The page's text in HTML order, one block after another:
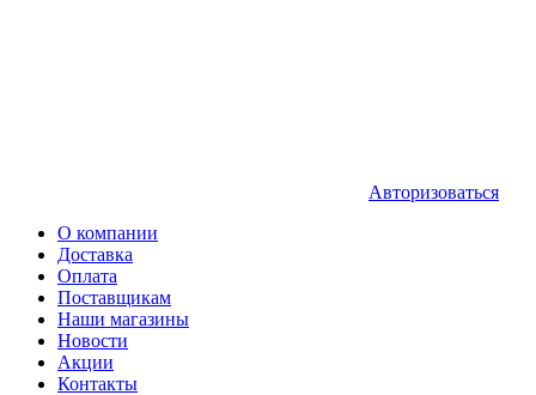
Авторизоваться
О компании
Доставка
Оплата
Поставщикам
Наши магазины
Новости
Акции
Контакты